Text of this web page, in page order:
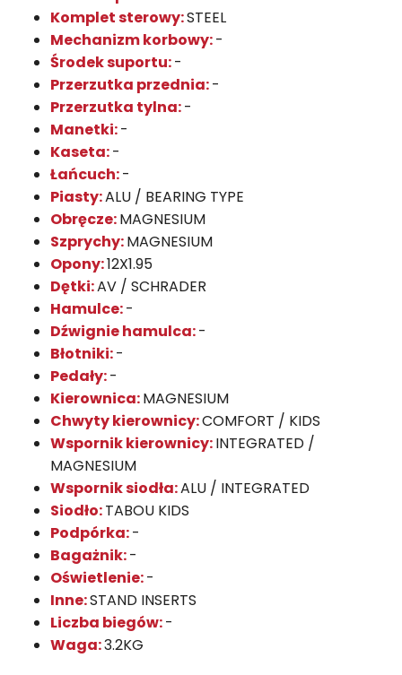
Komplet sterowy:STEEL
Mechanizm korbowy:-
Środek suportu:-
Przerzutka przednia:-
Przerzutka tylna:-
Manetki:-
Kaseta:-
Łańcuch:-
Piasty:ALU / BEARING TYPE
Obręcze:MAGNESIUM
Szprychy:MAGNESIUM
Opony:12X1.95
Dętki:AV / SCHRADER
Hamulce:-
Dźwignie hamulca:-
Błotniki:-
Pedały:-
Kierownica:MAGNESIUM
Chwyty kierownicy:COMFORT / KIDS
Wspornik kierownicy:INTEGRATED /
MAGNESIUM
Wspornik siodła:ALU / INTEGRATED
Siodło:TABOU KIDS
Podpórka:-
Bagażnik:-
Oświetlenie:-
Inne:STAND INSERTS
Liczba biegów:-
Waga:3.2KG